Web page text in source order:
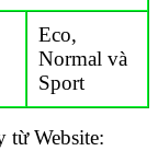
Eco,
Normal và
Sport
Website: